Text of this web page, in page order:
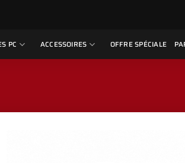
PC ACCESSOIRES OFFRE SPÉCIALE